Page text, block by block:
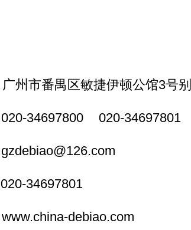
广州市番禺区敏捷伊顿公馆3号
020-34697800 020-34697801
gzdebiao@126.com
020-34697801
www.china-debiao.com